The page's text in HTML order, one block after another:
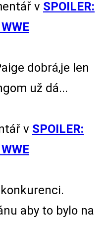
v SPOILER:
dobrá,je len
už dá...
v SPOILER:
aby to bylo na